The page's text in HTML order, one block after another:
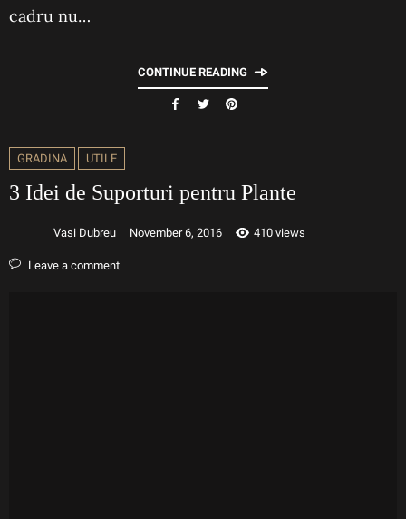
cadru nu…
CONTINUE READING
GRADINA UTILE
3 Idei de Suporturi pentru Plante
Vasi Dubreu November 6, 2016 410 views
Leave a comment